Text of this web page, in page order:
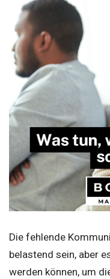
Die fehlende
belastend sein, aber
werden können, um